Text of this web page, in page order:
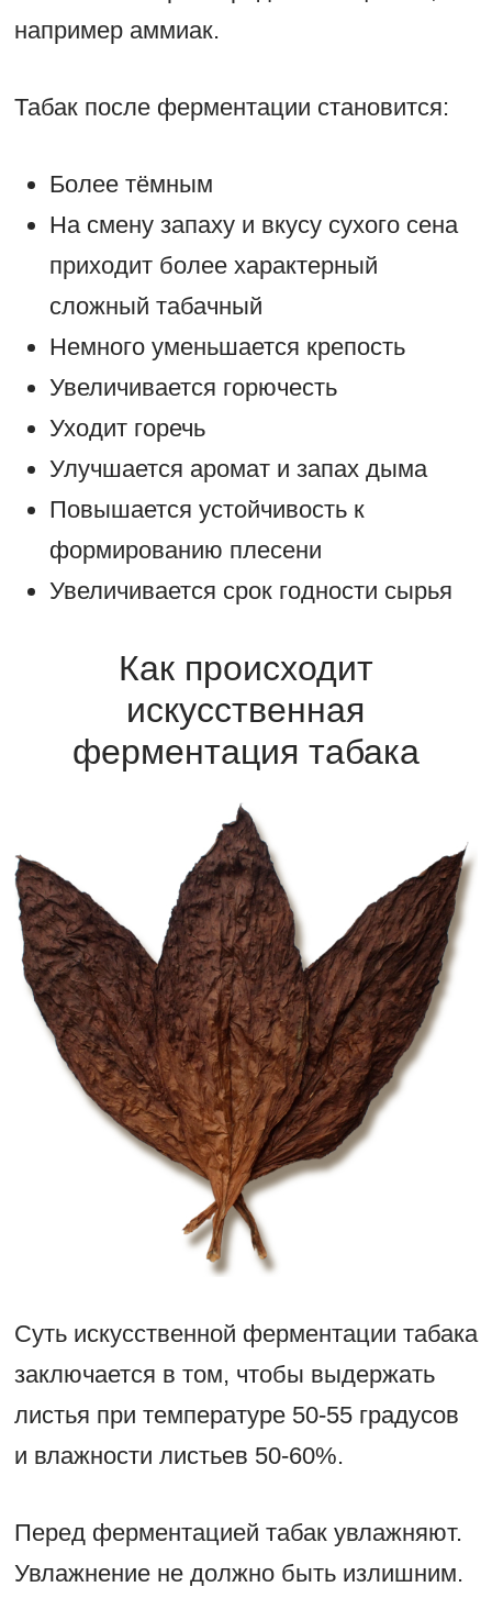
например аммиак.
Табак после ферментации становится:
Более тёмным
На смену запаху и вкусу сухого сена
приходит более характерный
сложный табачный
Немного уменьшается крепость
Увеличивается горючесть
Уходит горечь
Улучшается аромат и запах дыма
Повышается устойчивость к
формированию плесени
Увеличивается срок годности сырья
Как происходит
искусственная
ферментация табака
Суть искусственной ферментации табака
заключается в том, чтобы выдержать
листья при температуре 50-55 градусов
и влажности листьев 50-60%.
Перед ферментацией табак увлажняют.
Увлажнение не должно быть излишним.